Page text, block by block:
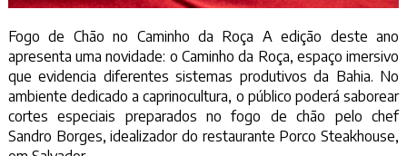
Fogo de Chão no Caminho da Roça A edição deste ano
apresenta uma novidade: o Caminho da Roça, espaço imersivo
que evidencia diferentes sistemas produtivos da Bahia. No
ambiente dedicado a caprinocultura, o público poderá saborear
cortes especiais preparados no fogo de chão pelo chef
Sandro Borges, idealizador do restaurante Porco Steakhouse,